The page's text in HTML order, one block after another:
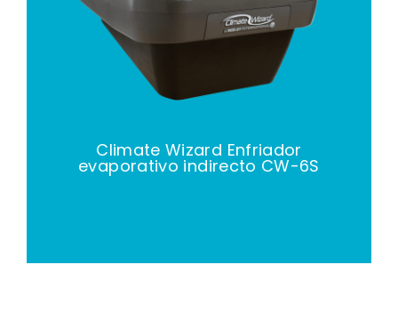
Climate Wizard Enfriador
evaporativo indirecto CW-6S